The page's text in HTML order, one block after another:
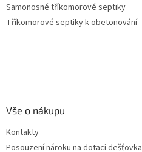
Samonosné tříkomorové septiky
Tříkomorové septiky k obetonování
Vše o nákupu
Kontakty
Posouzení nároku na dotaci dešťovka